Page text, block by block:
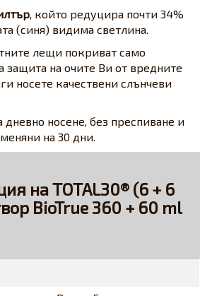
, който редуцира почти 34%
(синя) видима светлина.
лещи покриват само
защита на очите Ви от вредните
носете качествени слънчеви
дневно носене, без преспиване и
на 30 дни.
на TOTAL30® (6 + 6
BioTrue 360 + 60 ml